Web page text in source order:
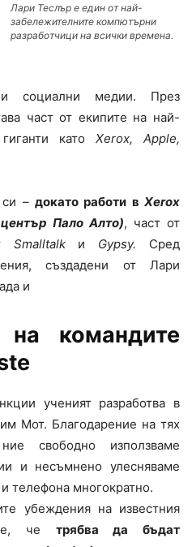
Лари Теслър е един от най-
забележителните компютърни
разработчици на всички времена.
и социални медии. През
част от екипите на най-
като Xerox, Apple,
си – докато работи в Xerox
Пало Алто), част от
Smalltalkи Gypsy. Сред
създадени от Лари
и
на командите
ученият разработва в
Мот. Благодарение на тях
свободно използваме
и несъмнено улесняваме
телефона многократно.
убеждения на известния
е, че трябва да бъдат